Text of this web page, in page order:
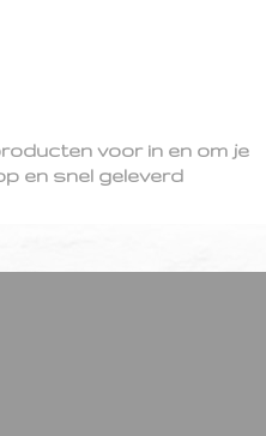
voor in en om je
en snel geleverd